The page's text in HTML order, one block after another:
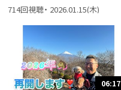
714回視聴・ 2026.01.15(木)
06:17